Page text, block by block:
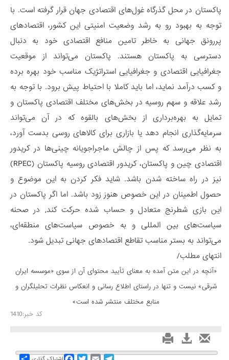
پاکستان در محل گذرگاه غول‌های اقتصادی جهان قرار گرفته است. با
توجه به بهبود رو به رشد وضعیت امنیتی این کشور، اقتصادهای
پررونق جهانی به خاطر تامین منافع اقتصادی خود به دنبال
دسترسی به پاکستان هستند. پاکستان می‌تواند از موقعیت
جغرافیایی اقتصادی و جغرافیایی استراتژیک مناسب خود بهره برده
و کسب درآمد نماید، اما باید کاملا با احتیاط پیش برود. با توجه به
رشد علاقه و سهم روسیه در بخش‌های مختلف اقتصادی پاکستان و
تمایل به بهره‌برداری از بخش‌های بالقوه که در آن می‌تواند
سرمایه‌گذاری انجام دهد یا بازاری برای کالاهای روسی بدست آورد،
به نظر می‌رسد که پس از چالش ماجراجویانه چینی‌ها در کریدور
اقتصادی چین و پاکستان، کریدور اقتصادی روسیه پاکستان (RPEC)
نیز در راه ساخته شدن باشد. شاید فکر کردن به این موضوع و
حصول اطمینان در این خصوص هنوز زود باشد. اما اگر پاکستان در
این بازی شطرنج متعادل و حساب شده حرکت کند, در صحنه
سیاست‌های بین المللی و به خصوص سیاست‌های منطقه‌ای،
می‌تواند به بستر مناسب تقاطع اقتصادهای جهانی تبدیل شود.
انتهای مطلب/
«آنچه در این متن آمده به معنای تأیید محتوای آن از سوی «موسسه ایران
شرقی» نیست و تنها در راستای اطلاع رسانی و انعكاس نظرات تحليلگران و
منابع مختلف منتشر شده است»
کد خبر:1410
Share FacebookTwitterEmail
Telegram